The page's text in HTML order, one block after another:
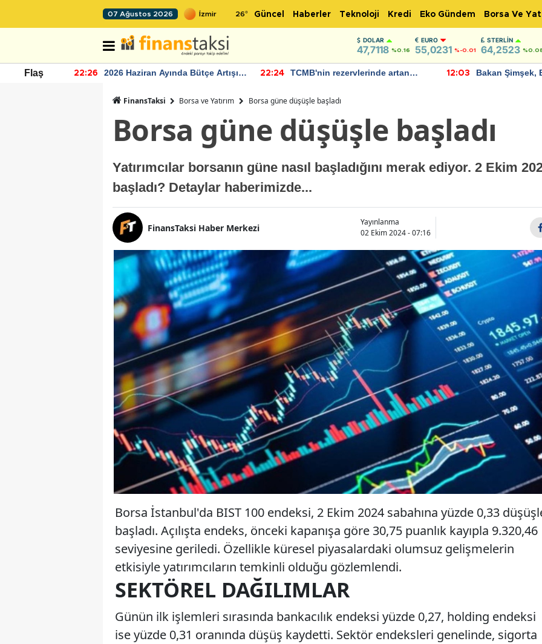
07 Ağustos 2026 26° Güncel Haberler Teknoloji Kredi Eko Gündem Borsa Ve
DOLAR
47,7118 %0.16
EURO
55,0231 %-0.01
STERLIN
64,2523
Flaş 22:26
2026 Haziran Ayında Bütçe Artışı
22:24
TCMB'nin rezervlerinde artan
12:03
Bakan Şimşek,
FinansTaksi Borsa ve Yatırım Borsa güne düşüşle başladı
Borsa güne düşüşle başladı
Yatırımcılar borsanın güne nasıl başladığını merak ediyor. 2 Ekim
başladı? Detaylar haberimizde...
FinansTaksi Haber Merkezi
Yayınlanma
02 Ekim 2024 - 07:16
Borsa İstanbul'da BIST 100 endeksi, 2 Ekim 2024 sabahına yüzde 0,33
başladı. Açılışta endeks, önceki kapanışa göre 30,75 puanlık kayıpla 9.320,46
seviyesine geriledi. Özellikle küresel piyasalardaki olumsuz gelişmelerin
etkisiyle yatırımcıların temkinli olduğu gözlemlendi.
SEKTÖREL DAĞILIMLAR
Günün ilk işlemleri sırasında bankacılık endeksi yüzde 0,27, holding endeksi
ise yüzde 0,31 oranında düşüş kaydetti. Sektör endeksleri genelinde, sigorta